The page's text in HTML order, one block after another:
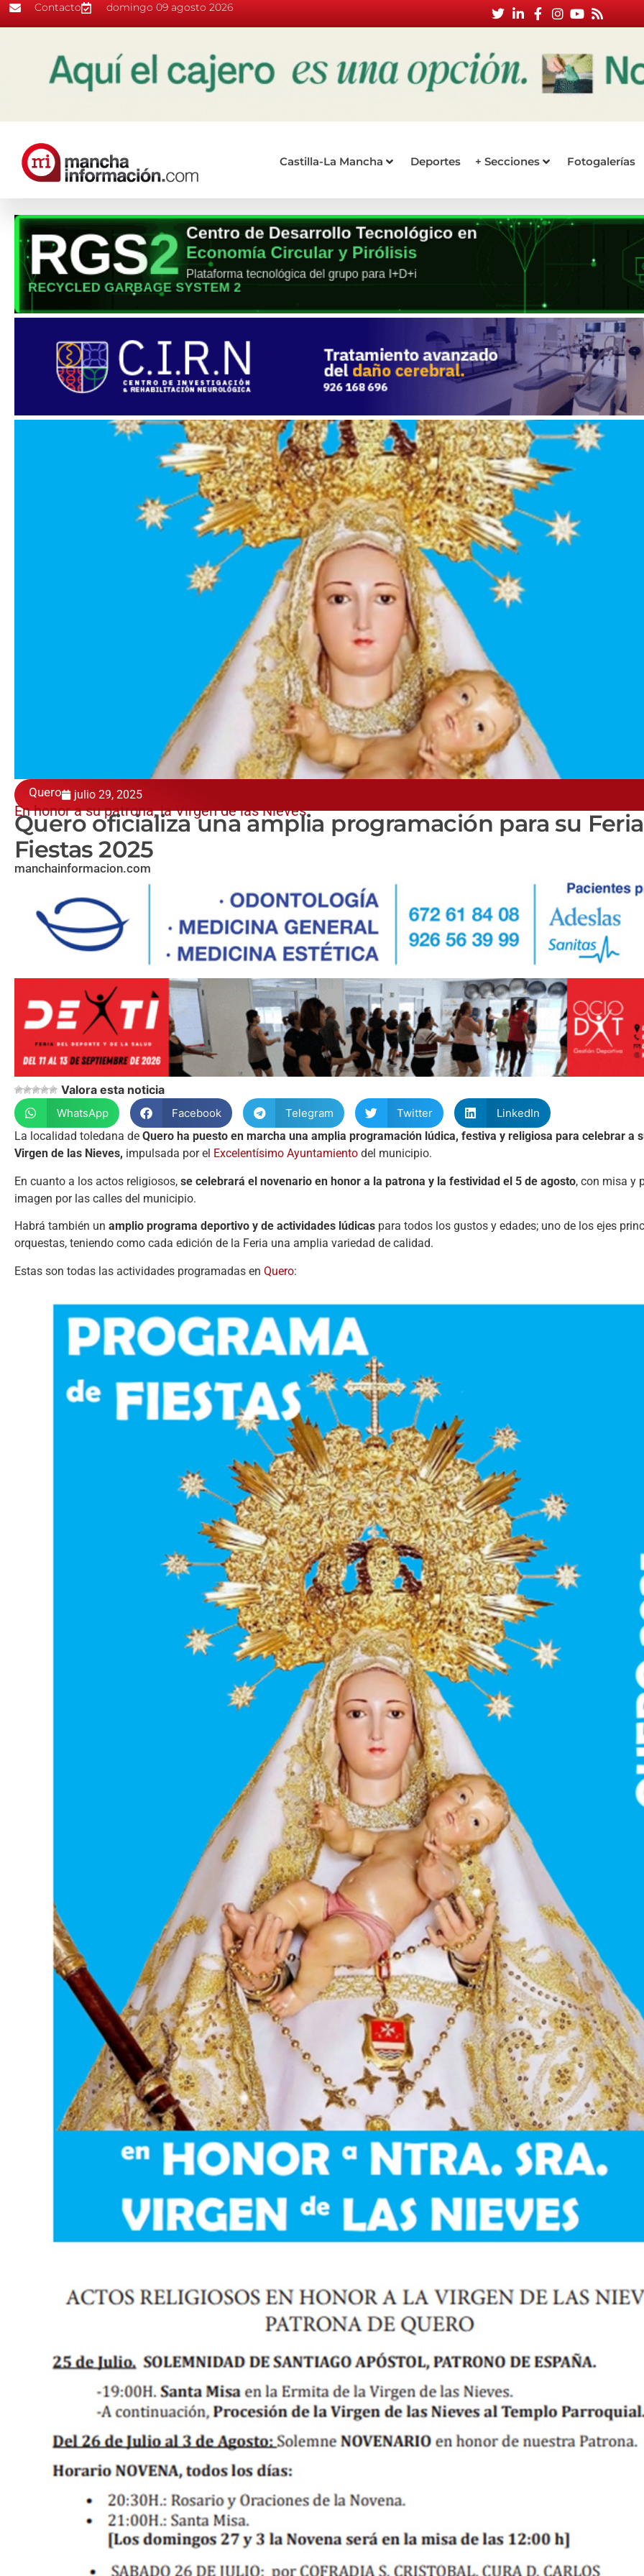
Contacto domingo 09 agosto 2026
Castilla-La Mancha Deportes + Secciones Fotogalerías
Quero julio 29, 2025
En honor a su patrona, la Virgen de las Nieves
Quero oficializa una amplia programación para su
Fiestas 2025
manchainformacion.com
Valora esta noticia
WhatsApp Facebook Telegram Twitter
LinkedIn
La localidad toledana de Quero ha puesto en marcha una amplia programación lúdica, festiva y religiosa para celebrar a
Virgen de las Nieves, impulsada por el Excelentísimo Ayuntamiento del municipio.
En cuanto a los actos religiosos, se celebrará el novenario en honor a la patrona y la festividad el 5 de agosto, con misa y
imagen por las calles del municipio.
Habrá también un amplio programa deportivo y de actividades lúdicas para todos los gustos y edades; uno de los ejes
orquestas, teniendo como cada edición de la Feria una amplia variedad de calidad.
Estas son todas las actividades programadas en Quero: